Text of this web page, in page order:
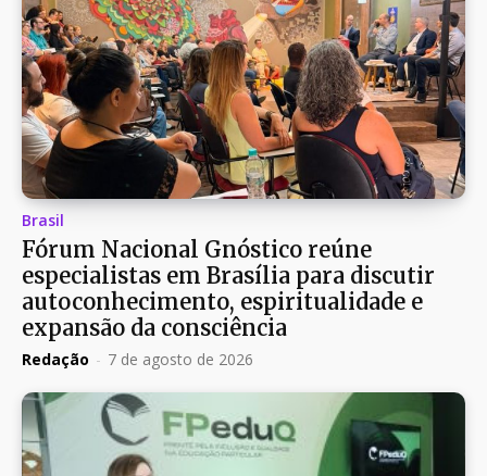
Brasil
Fórum Nacional Gnóstico reúne
especialistas em Brasília para discutir
autoconhecimento, espiritualidade e
expansão da consciência
Redação - 7 de agosto de 2026